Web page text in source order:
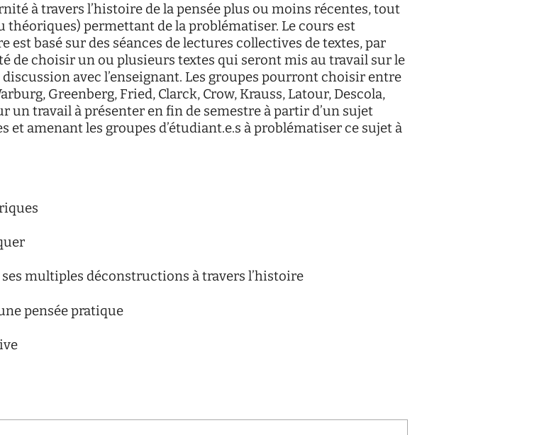
à travers l’histoire de la pensée plus ou moins récentes, tout
théoriques) permettant de la problématiser. Le cours est
basé sur des séances de lectures collectives de textes, par
de choisir un ou plusieurs textes qui seront mis au travail sur le
avec l’enseignant. Les groupes pourront choisir entre
Greenberg, Fried, Clarck, Crow, Krauss, Latour, Descola,
un travail à présenter en fin de semestre à partir d’un sujet
et amenant les groupes d’étudiant.e.s à problématiser ce sujet à
multiples déconstructions à travers l’histoire
pensée pratique